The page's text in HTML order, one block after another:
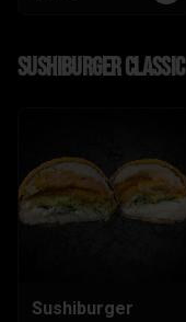
SushiBurger Classic
Sushiburger